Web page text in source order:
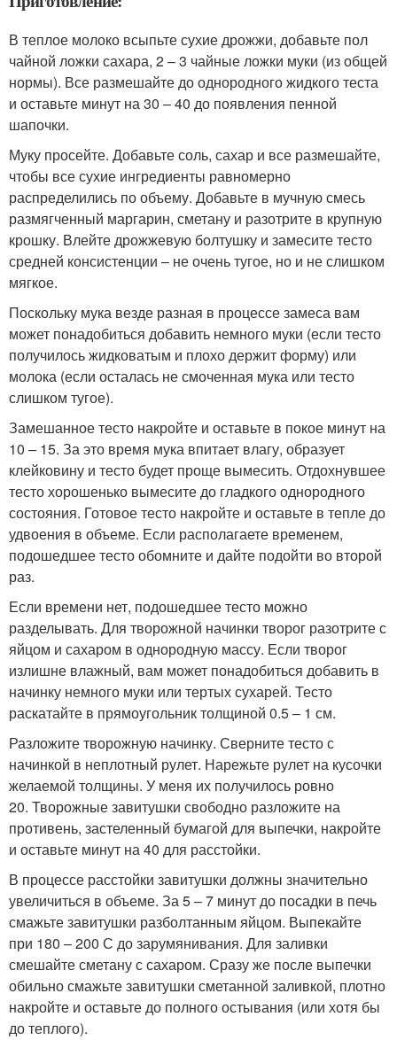
В теплое молоко всыпьте сухие дрожжи, добавьте пол
чайной ложки сахара, 2 – 3 чайные ложки муки (из общей
нормы). Все размешайте до однородного жидкого теста
и оставьте минут на 30 – 40 до появления пенной
шапочки.
Муку просейте. Добавьте соль, сахар и все размешайте,
чтобы все сухие ингредиенты равномерно
распределились по объему. Добавьте в мучную смесь
размягченный маргарин, сметану и разотрите в крупную
крошку. Влейте дрожжевую болтушку и замесите тесто
средней консистенции – не очень тугое, но и не слишком
мягкое.
Поскольку мука везде разная в процессе замеса вам
может понадобиться добавить немного муки (если тесто
получилось жидковатым и плохо держит форму) или
молока (если осталась не смоченная мука или тесто
слишком тугое).
Замешанное тесто накройте и оставьте в покое минут на
10 – 15. За это время мука впитает влагу, образует
клейковину и тесто будет проще вымесить. Отдохнувшее
тесто хорошенько вымесите до гладкого однородного
состояния. Готовое тесто накройте и оставьте в тепле до
удвоения в объеме. Если располагаете временем,
подошедшее тесто обомните и дайте подойти во второй
раз.
Если времени нет, подошедшее тесто можно
разделывать. Для творожной начинки творог разотрите с
яйцом и сахаром в однородную массу. Если творог
излишне влажный, вам может понадобиться добавить в
начинку немного муки или тертых сухарей. Тесто
раскатайте в прямоугольник толщиной 0.5 – 1 см.
Разложите творожную начинку. Сверните тесто с
начинкой в неплотный рулет. Нарежьте рулет на кусочки
желаемой толщины. У меня их получилось ровно
20. Творожные завитушки свободно разложите на
противень, застеленный бумагой для выпечки, накройте
и оставьте минут на 40 для расстойки.
В процессе расстойки завитушки должны значительно
увеличиться в объеме. За 5 – 7 минут до посадки в печь
смажьте завитушки разболтанным яйцом. Выпекайте
при 180 – 200 С до зарумянивания. Для заливки
смешайте сметану с сахаром. Сразу же после выпечки
обильно смажьте завитушки сметанной заливкой, плотно
накройте и оставьте до полного остывания (или хотя бы
до теплого).